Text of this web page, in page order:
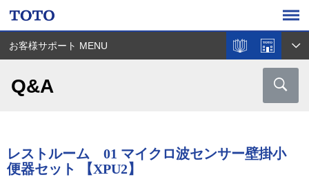
お客様サポート MENU
Q&A
レストルーム 01 マイクロ波センサー壁掛小
便器セット 【XPU2】